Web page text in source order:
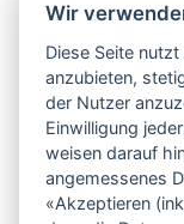
Wir
Diese Seite
anzubieten,
der Nutzer
Einwilligung
weisen darauf
angemessenes
«Akzeptieren